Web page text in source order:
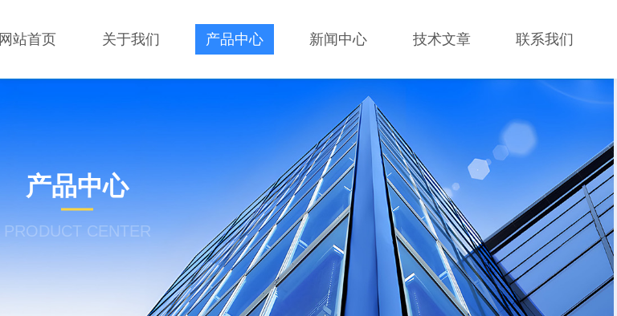
网站首页 关于我们 产品中心 新闻中心 技术文章 联系我们
产品中心
PRODUCT CENTER